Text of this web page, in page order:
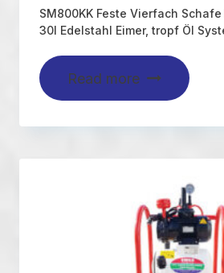
SM800KK Feste Vierfach
30l Edelstahl Eimer, tropf Öl
Read more